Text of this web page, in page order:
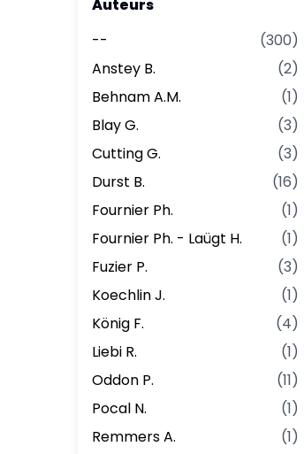
Auteurs
--
(300)
Anstey B.
(2)
Behnam A.M.
(1)
Blay G.
(3)
Cutting G.
(3)
Durst B.
(16)
Fournier Ph.
(1)
Fournier Ph. - Laügt H.
(1)
Fuzier P.
(3)
Koechlin J.
(1)
König F.
(4)
Liebi R.
(1)
Oddon P.
(11)
Pocal N.
(1)
Remmers A.
(1)